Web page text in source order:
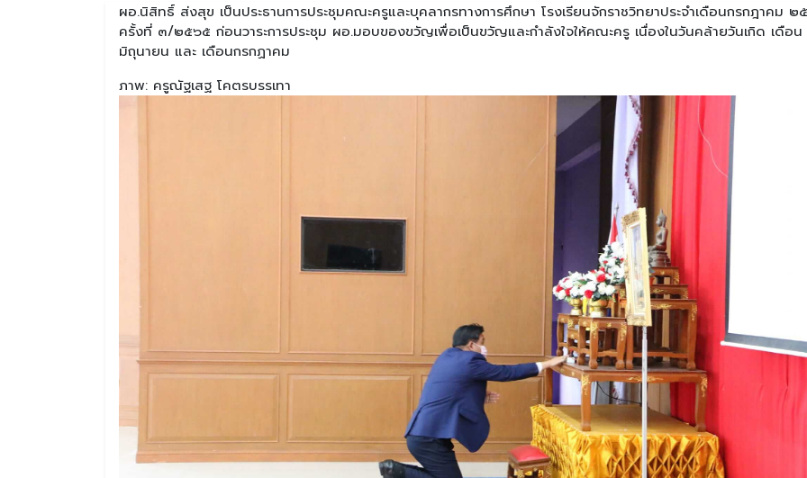
ผอ.นิสิทธิ์ ส่งสุข เป็นประธานการประชุมคณะครูและบุคลากรทางการศึกษา โรงเรียนจักราชวิทยาประจำเดือนกรกฎาคม ๒
ครั้งที่ ๓/๒๕๖๕ ก่อนวาระการประชุม ผอ.มอบของขวัญเพื่อเป็นขวัญและกำลังใจให้คณะครู เนื่องในวันคล้ายวันเกิด เดือน
มิถุนายน และ เดือนกรกฏาคม
ภาพ: ครูณัฐเสฐ โคตรบรรเทา